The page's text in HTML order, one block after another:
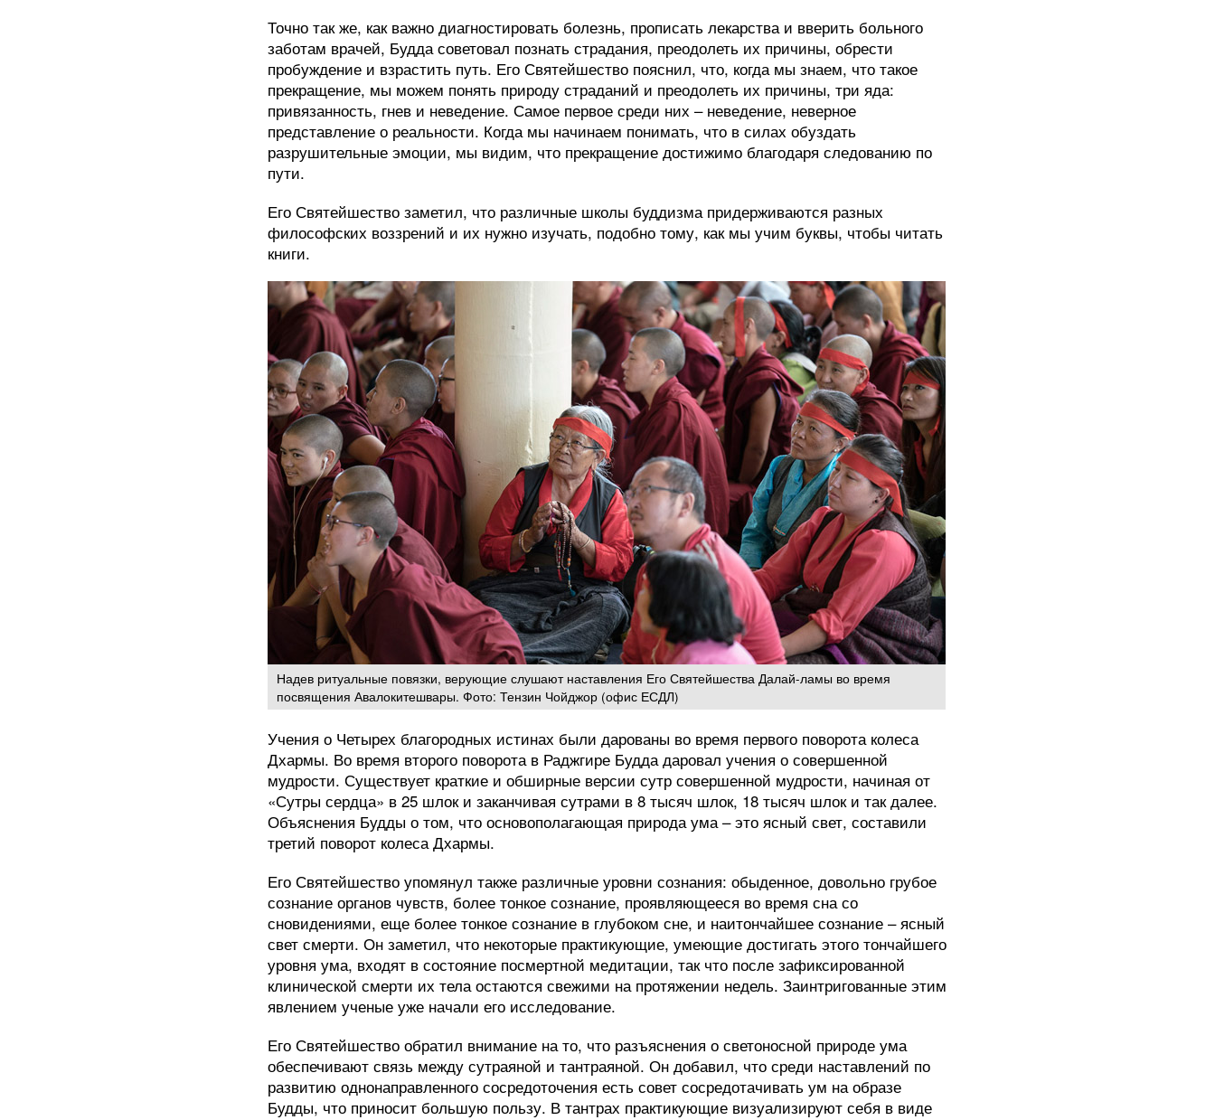
Точно так же, как важно диагностировать болезнь, прописать лекарства и вверить больного
заботам врачей, Будда советовал познать страдания, преодолеть их причины, обрести
пробуждение и взрастить путь. Его Святейшество пояснил, что, когда мы знаем, что такое
прекращение, мы можем понять природу страданий и преодолеть их причины, три яда:
привязанность, гнев и неведение. Самое первое среди них – неведение, неверное
представление о реальности. Когда мы начинаем понимать, что в силах обуздать
разрушительные эмоции, мы видим, что прекращение достижимо благодаря следованию по
пути.
Его Святейшество заметил, что различные школы буддизма придерживаются разных
философских воззрений и их нужно изучать, подобно тому, как мы учим буквы, чтобы читать
книги.
Надев ритуальные повязки, верующие слушают наставления Его Святейшества Далай-ламы во время
посвящения Авалокитешвары. Фото: Тензин Чойджор (офис ЕСДЛ)
Учения о Четырех благородных истинах были дарованы во время первого поворота колеса
Дхармы. Во время второго поворота в Раджгире Будда даровал учения о совершенной
мудрости. Существует краткие и обширные версии сутр совершенной мудрости, начиная от
«Сутры сердца» в 25 шлок и заканчивая сутрами в 8 тысяч шлок, 18 тысяч шлок и так далее.
Объяснения Будды о том, что основополагающая природа ума – это ясный свет, составили
третий поворот колеса Дхармы.
Его Святейшество упомянул также различные уровни сознания: обыденное, довольно грубое
сознание органов чувств, более тонкое сознание, проявляющееся во время сна со
сновидениями, еще более тонкое сознание в глубоком сне, и наитончайшее сознание – ясный
свет смерти. Он заметил, что некоторые практикующие, умеющие достигать этого тончайшего
уровня ума, входят в состояние посмертной медитации, так что после зафиксированной
клинической смерти их тела остаются свежими на протяжении недель. Заинтригованные этим
явлением ученые уже начали его исследование.
Его Святейшество обратил внимание на то, что разъяснения о светоносной природе ума
обеспечивают связь между сутраяной и тантраяной. Он добавил, что среди наставлений по
развитию однонаправленного сосредоточения есть совет сосредотачивать ум на образе
Будды, что приносит большую пользу. В тантрах практикующие визуализируют себя в виде